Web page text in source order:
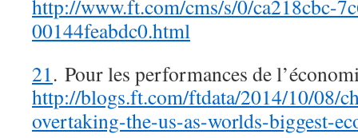
http://www.ft.com/cms/s/0/ca218cbc-
00144feabdc0.html
21. Pour les performances de
http://blogs.ft.com/ftdata/2014/10/08/
overtaking-the-us-as-worlds-biggest-